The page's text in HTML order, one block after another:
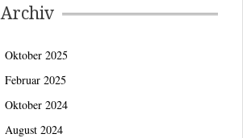
Archiv
Oktober 2025
Februar 2025
Oktober 2024
August 2024